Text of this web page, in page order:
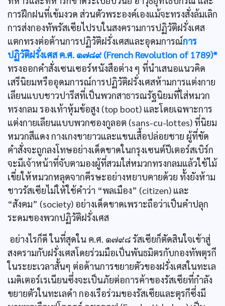
การฝึกฝนที่เข้มงวด ส่วนตัวพระองค์เองแม้จะทรงสั่งล้มเลิก
การส่งกองทัพรัสเซียไปรบในสงครามการปฏิวัติฝรั่งเศส
แตกทรงต่อต้านการปฏิวัติฝรั่งเศสและอุดมการณ์การ
ปฏิวัติฝรั่งเศส ค.ศ. ๑๗๘๙ (French Revolution of 1789)*
ทรงออกคำสั่งเซนเซอร์หนังสือต่าง ๆ ที่นำเสนอแนวคิด
เสรีนิยมหรืออุดมการณ์การปฏิวัติฝรั่งเศสห้ามการแต่งกาย
เลียนแบบชาวปารีสที่เป็นพวกสาธารณรัฐนิยมที่ใส่หมวก
ทรงกลม รองเท้าหุ้มข้อสูง (top boot) และโดยเฉพาะการ
แต่งกายเลียนแบบพวกซองกูลอต (sans-cu-lottes) ที่นิยม
หมวกสีแดง กางเกงขายาวและแขนเสื้อปล่อยชาย ผู้ที่ขัด
คำสั่งจะถูกลงโทษอย่างเด็ดขาดในกรุงเซนต์ปีเตอร์สเบิร์ก
จะมีเจ้าหน้าที่จับตามองผู้ที่สวมใส่หมวกทรงกลมแล้วใช้ไม้
เขี่ยให้หมวกหลุดจากคีรษะอย่างหยาบคายด้วย ทั้งยังห้าม
ชาวรัสเซียไม่ให้ใช้คำว่า “พลเมือง” (citizen) และ
“สังคม” (society) อย่างเด็ดขาดเพราะถือว่าเป็นคำปลุก
ระดมของพวกปฏิวัติฝรั่งเศส
อย่างไรก็ดี ในที่สุดใน ค.ศ. ๑๗๙๘ รัสเซียก็ตัดสินใจเข้าสู่
สงครามกับฝรั่งเศสโดยร่วมมือเป็นพันธมิตรกับกองทัพตุรกี
ในระยะเวลาสั้นๆ ต่อด้านการขยายตัวของฝรั่งเศสในทะเล
เมดิเตอร์เรเนียนซึ่งจะเป็นภัยต่อการค้าของรัสเซียที่กำลัง
ขยายตัวในทะเลดำ กองเรือร่วมของรัสเซียและตุรกีซึ่งมี